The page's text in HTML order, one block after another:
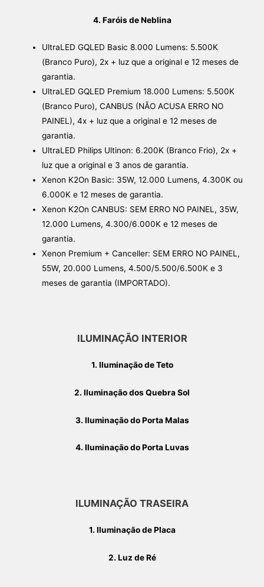
4. Faróis de Neblina
UltraLED GQLED Basic 8.000 Lumens: 5.500K
(Branco Puro), 2x + luz que a original e 12 meses de
garantia.
UltraLED GQLED Premium 18.000 Lumens: 5.500K
(Branco Puro), CANBUS (NÃO ACUSA ERRO NO
PAINEL), 4x + luz que a original e 12 meses de
garantia.
UltraLED Philips Ultinon: 6.200K (Branco Frio), 2x +
luz que a original e 3 anos de garantia.
Xenon K2On Basic: 35W, 12.000 Lumens, 4.300K ou
6.000K e 12 meses de garantia.
Xenon K2On CANBUS: SEM ERRO NO PAINEL, 35W,
12.000 Lumens, 4.300/6.000K e 12 meses de
garantia.
Xenon Premium + Canceller: SEM ERRO NO PAINEL,
55W, 20.000 Lumens, 4.500/5.500/6.500K e 3
meses de garantia (IMPORTADO).
ILUMINAÇÃO INTERIOR
1. Iluminação de Teto
2. Iluminação dos Quebra Sol
3. Iluminação do Porta Malas
4. Iluminação do Porta Luvas
ILUMINAÇÃO TRASEIRA
1. Iluminação de Placa
2. Luz de Ré